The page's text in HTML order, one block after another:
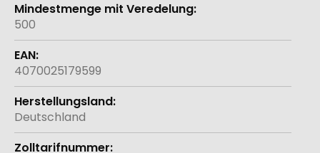
500
4070025179599
Deutschland